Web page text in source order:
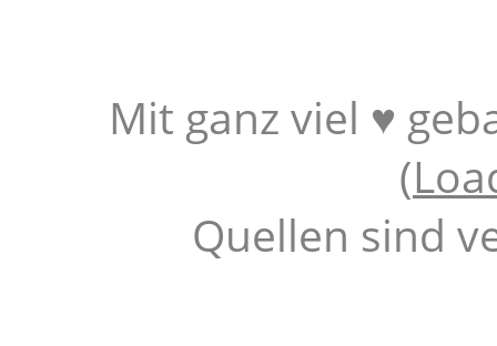
Mit ganz viel ♥
(
Quellen sind